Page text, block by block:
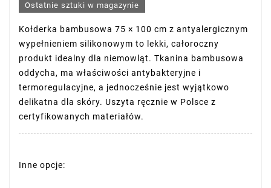
Ostatnie sztuki w magazynie
Kołderka bambusowa 75 × 100 cm z antyalergicznym
wypełnieniem silikonowym to lekki, całoroczny
produkt idealny dla niemowląt. Tkanina bambusowa
oddycha, ma właściwości antybakteryjne i
termoregulacyjne, a jednocześnie jest wyjątkowo
delikatna dla skóry. Uszyta ręcznie w Polsce z
certyfikowanych materiałów.
Inne opcje: